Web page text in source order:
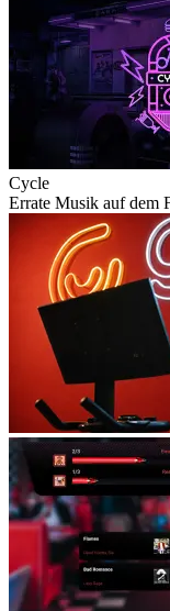
Cycle
Errate Musik auf dem